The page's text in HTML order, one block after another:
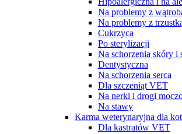
Na problemy z
Na problemy z
Cukrzyca
Po sterylizacji
Na schorzenia skóry i
Dentystyczna
Na schorzenia serca
Dla szczeniąt VET
Na nerki i drogi
Na stawy
Karma weterynaryjna dla
Dla kastratów VET